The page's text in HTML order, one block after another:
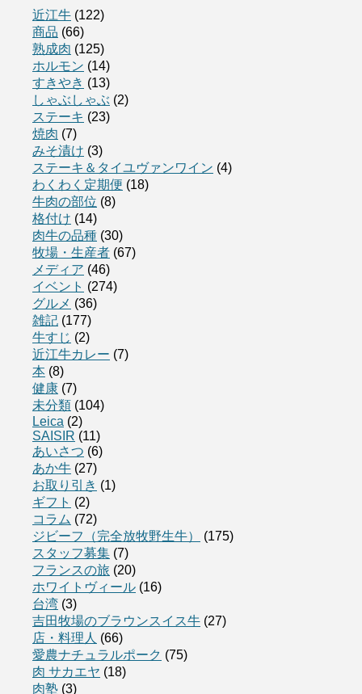
近江牛 (122)
商品 (66)
熟成肉 (125)
ホルモン (14)
すきやき (13)
しゃぶしゃぶ (2)
ステーキ (23)
焼肉 (7)
みそ漬け (3)
ステーキ＆タイユヴァンワイン (4)
わくわく定期便 (18)
牛肉の部位 (8)
格付け (14)
肉牛の品種 (30)
牧場・生産者 (67)
メディア (46)
イベント (274)
グルメ (36)
雑記 (177)
牛すじ (2)
近江牛カレー (7)
本 (8)
健康 (7)
未分類 (104)
Leica (2)
SAISIR (11)
あいさつ (6)
あか牛 (27)
お取り引き (1)
ギフト (2)
コラム (72)
ジビーフ（完全放牧野生牛）
(175)
スタッフ募集 (7)
フランスの旅 (20)
ホワイトヴィール (16)
台湾 (3)
吉田牧場のブラウンスイス牛 (27)
店・料理人 (66)
愛農ナチュラルポーク (75)
肉 サカエヤ (18)
肉塾 (3)